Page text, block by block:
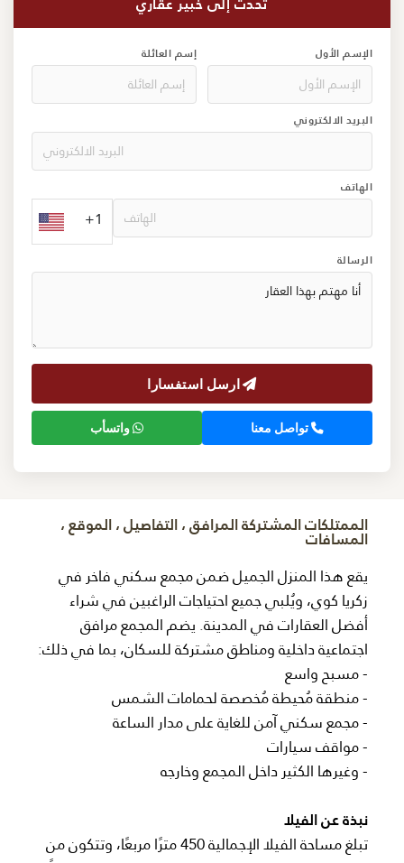
الإسم الأول إسم العائلة
البريد الالكتروني
الهاتف
+1
الرسالة
ارسل استفسارا
تواصل معنا واتسأب
الممتلكات المشتركة المرافق ، التفاصيل ، الموقع ،
المسافات
يقع هذا المنزل الجميل ضمن مجمع سكني فاخر في
زكريا كوي، ويُلبي جميع احتياجات الراغبين في شراء
أفضل العقارات في المدينة. يضم المجمع مرافق
اجتماعية داخلية ومناطق مشتركة للسكان، بما في ذلك:
- مسبح واسع
- منطقة مُحيطة مُخصصة لحمامات الشمس
- مجمع سكني آمن للغاية على مدار الساعة
- مواقف سيارات
- وغيرها الكثير داخل المجمع وخارجه
نبذة عن الفيلا
تبلغ مساحة الفيلا الإجمالية 450 مترًا مربعًا، وتتكون من